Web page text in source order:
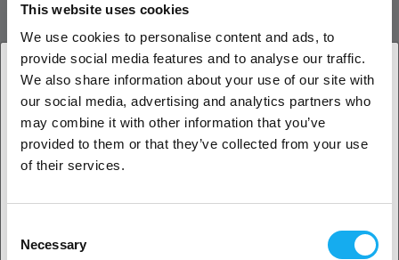
This website uses cookies
We use cookies to personalise content and ads, to
provide social media features and to analyse our traffic.
We also share information about your use of our site with
our social media, advertising and analytics partners who
may combine it with other information that you’ve
provided to them or that they’ve collected from your use
of their services.
Selection
Necessary
Varför välja PrimaSELECT PETG?
Extremt hög kvalitet:Tillverkat med omsorgsfullt utvalda
råmaterial för att säkerställa en jämn och pålitlig
utskriftsprocess varje gång.
Med en exakt diametertolerans ger PrimaSELECT PETG dig
en perfekt balans mellan noggrannhet och tillförlitlighet.
Snabb utskrift:Optimerad för att möta kraven på snabba
utskriftshastigheter, vilket sparar värdefull tid utan att
Reducerade luktproblem:Vår SELECT-serie PETG minskar
en mer behaglig arbetsmiljö. Dock rekommenderar vi att
1. Är du en företagskund eller en privatkund?
Företagskund
Privat kund